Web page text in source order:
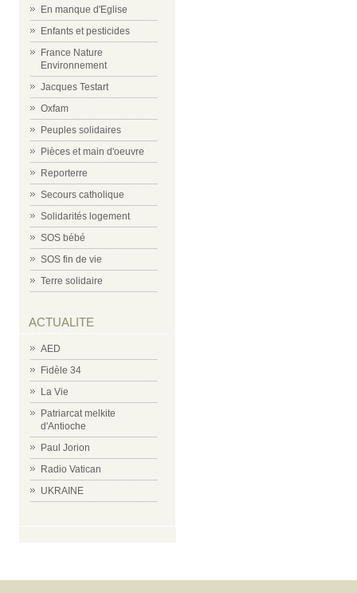
En manque d'Eglise
Enfants et pesticides
France Nature
Environnement
Jacques Testart
Oxfam
Peuples solidaires
Pièces et main d'oeuvre
Reporterre
Secours catholique
Solidarités logement
SOS bébé
SOS fin de vie
Terre solidaire
ACTUALITE
AED
Fidèle 34
La Vie
Patriarcat melkite
d'Antioche
Paul Jorion
Radio Vatican
UKRAINE